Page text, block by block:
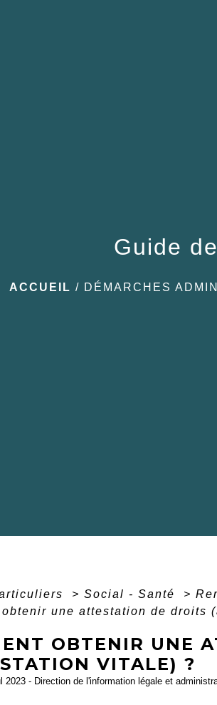
Guide
ACCUEIL / DÉMARCHES
> Social - Santé >
obtenir une attestation de droits
OBTENIR UNE
VITALE) ?
2023 - Direction de l'information légale et